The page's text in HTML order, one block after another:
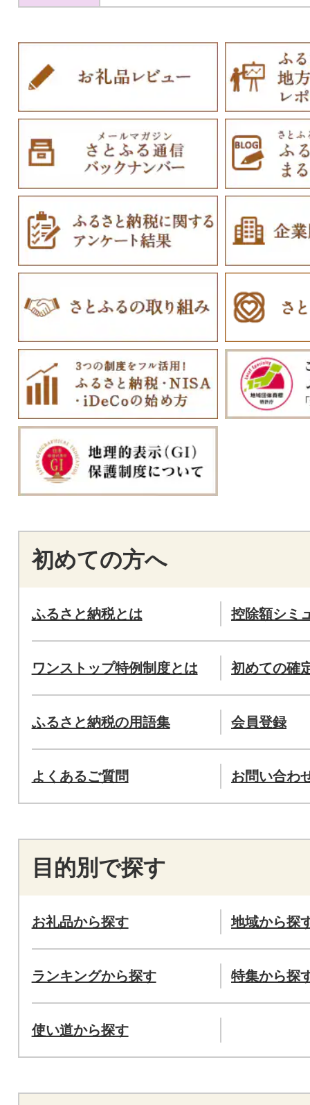
初めての方へ
ふるさと納税とは 控除額シミ
ワンストップ特例制度とは 初めての確
ふるさと納税の用語集 会員登録
よくあるご質問 お問い合わ
目的別で探す
お礼品から探す 地域から探
ランキングから探す 特集から探
使い道から探す